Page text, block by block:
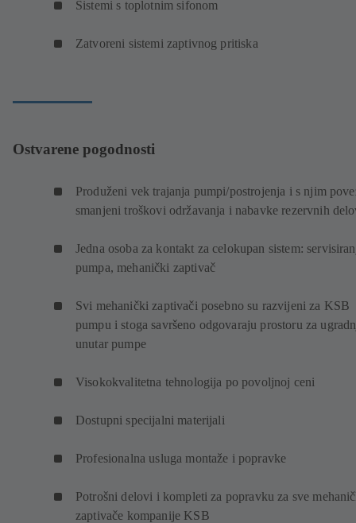
Sistemi s toplotnim sifonom
Zatvoreni sistemi zaptivnog pritiska
Ostvarene pogodnosti
Produženi vek trajanja pumpi/postrojenja i s njim
smanjeni troškovi održavanja i nabavke rezervnih
Jedna osoba za kontakt za celokupan sistem:
pumpa, mehanički zaptivač
Svi mehanički zaptivači posebno su razvijeni za KSB
pumpu i stoga savršeno odgovaraju prostoru za
unutar pumpe
Visokokvalitetna tehnologija po povoljnoj ceni
Dostupni specijalni materijali
Profesionalna usluga montaže i popravke
Potrošni delovi i kompleti za popravku za sve
zaptivače kompanije KSB